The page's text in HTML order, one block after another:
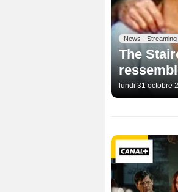
News - Streaming
The
lundi 31 octobre